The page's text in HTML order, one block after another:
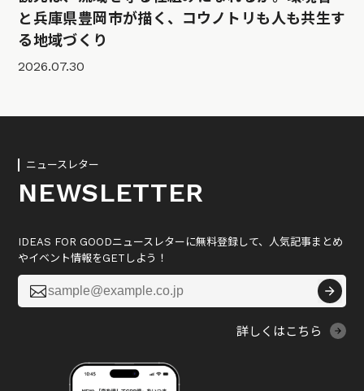
と兵庫県豊岡市が描く、コウノトリも人も共生す
る地域づくり
2026.07.30
ニュースレター
NEWSLETTER
IDEAS FOR GOODニュースレターに無料登録して、人気記事まとめ
やイベント情報をGETしよう！

詳しくはこちら